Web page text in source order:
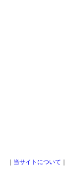
｜ 当サイトについて ｜